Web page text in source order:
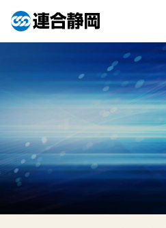
連合静岡について
はたらく皆様へ
労働組合の皆様へ